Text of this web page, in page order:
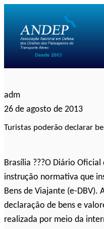
conteúdo
adm
26 de agosto de 2013
Turistas poderão declarar
Brasília ???O Diário
instrução normativa que
Bens de Viajante (e-DBV).
declaração de bens e
realizada por meio da